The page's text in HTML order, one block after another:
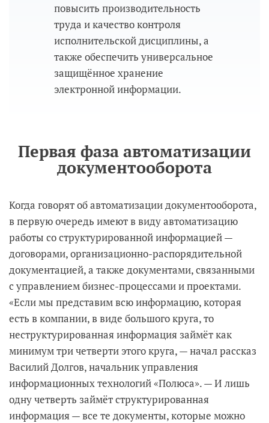
повысить производительность
труда и качество контроля
исполнительской дисциплины, а
также обеспечить универсальное
защищённое хранение
электронной информации.
Первая фаза автоматизации
документооборота
Когда говорят об автоматизации документооборота,
в первую очередь имеют в виду автоматизацию
работы со структурированной информацией —
договорами, организационно-распорядительной
документацией, а также документами, связанными
с управлением бизнес-процессами и проектами.
«Если мы представим всю информацию, которая
есть в компании, в виде большого круга, то
неструктурированная информация займёт как
минимум три четверти этого круга, — начал рассказ
Василий Долгов, начальник управления
информационных технологий «Полюса». — И лишь
одну четверть займёт структурированная
информация — все те документы, которые можно